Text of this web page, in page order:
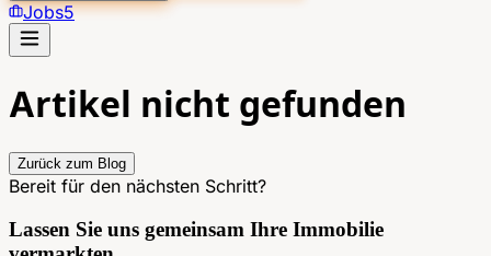
Jobs5
Artikel nicht gefunden
Zurück zum Blog
Bereit für den nächsten Schritt?
Lassen Sie uns gemeinsam Ihre Immobilie